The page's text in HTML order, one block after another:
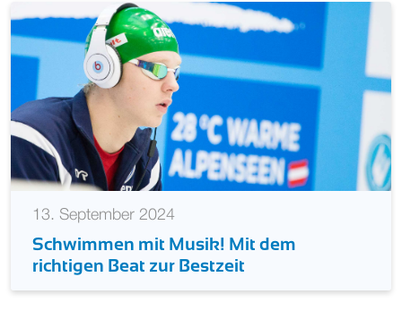
13. September 2024
Schwimmen mit Musik! Mit dem
richtigen Beat zur Bestzeit